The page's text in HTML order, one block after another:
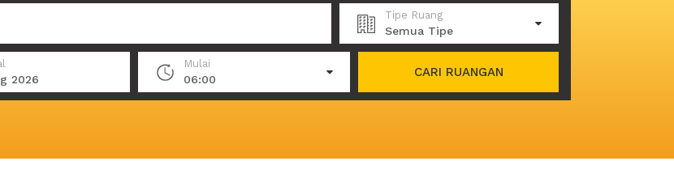
Tipe Ruang
Semua Tipe
2026
Mulai
06:00
CARI RUANGAN